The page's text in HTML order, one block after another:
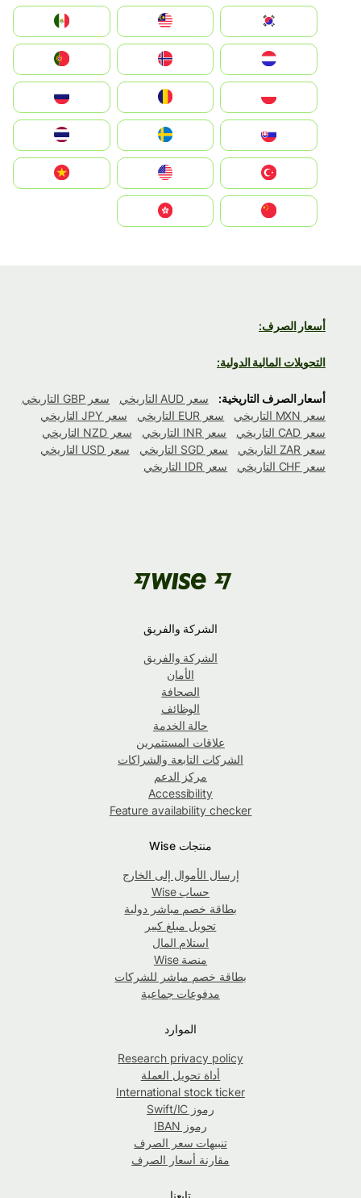
South Korea
Nederland
Portugal
România
Slovensko
United States
Vietnam
أسعار الصرف:
التحويلات المالية الدولية:
أسعار الصرف التاريخية: سعر AUD التاريخي
سعر GBP التاريخي
سعر MXN التاريخي
سعر EUR التاريخي
سعر JPY التاريخي
سعر CAD التاريخي
سعر INR التاريخي
سعر NZD التاريخي
سعر ZAR التاريخي
سعر SGD التاريخي
سعر USD التاريخي
سعر CHF التاريخي
سعر IDR التاريخي
الشركة والفريق
الشركة والفريق
الأمان
الصحافة
الوظائف
حالة الخدمة
علاقات المستثمرين
الشركات التابعة والشراكات
مركز الدعم
Accessibility
Feature availability checker
منتجات Wise
إرسال الأموال إلى الخارج
حساب Wise
بطاقة خصم مباشر دولية
تحويل مبلغ كبير
استلام المال
منصة Wise
بطاقة خصم مباشر للشركات
مدفوعات جماعية
الموارد
Research privacy policy
أداة تحويل العملة
International stock ticker
رموز Swift/IC
رموز IBAN
تنبيهات سعر الصرف
مقارنة أسعار الصرف
تابعنا